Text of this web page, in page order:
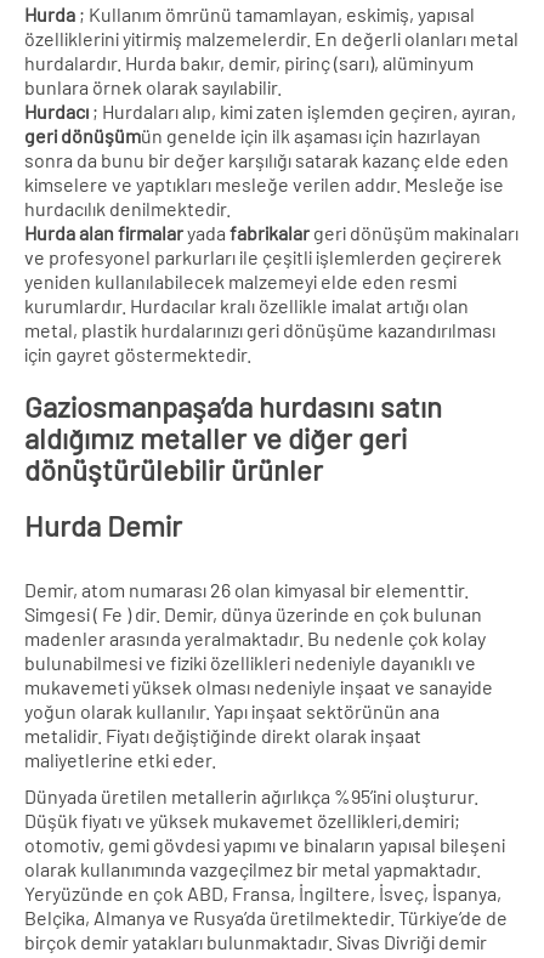
Hurda ; Kullanım ömrünü tamamlayan, eskimiş, yapısal
özelliklerini yitirmiş malzemelerdir. En değerli olanları metal
hurdalardır. Hurda bakır, demir, pirinç (sarı), alüminyum
bunlara örnek olarak sayılabilir.
Hurdacı ; Hurdaları alıp, kimi zaten işlemden geçiren, ayıran,
geri dönüşümün genelde için ilk aşaması için hazırlayan
sonra da bunu bir değer karşılığı satarak kazanç elde eden
kimselere ve yaptıkları mesleğe verilen addır. Mesleğe ise
hurdacılık denilmektedir.
Hurda alan firmalaryada fabrikalar geri dönüşüm makinaları
ve profesyonel parkurları ile çeşitli işlemlerden geçirerek
yeniden kullanılabilecek malzemeyi elde eden resmi
kurumlardır. Hurdacılar kralı özellikle imalat artığı olan
metal, plastik hurdalarınızı geri dönüşüme kazandırılması
için gayret göstermektedir.
Gaziosmanpaşa’da hurdasını satın
aldığımız metaller ve diğer geri
dönüştürülebilir ürünler
Hurda Demir
Demir, atom numarası 26 olan kimyasal bir elementtir.
Simgesi ( Fe ) dir. Demir, dünya üzerinde en çok bulunan
madenler arasında yeralmaktadır. Bu nedenle çok kolay
bulunabilmesi ve fiziki özellikleri nedeniyle dayanıklı ve
mukavemeti yüksek olması nedeniyle inşaat ve sanayide
yoğun olarak kullanılır. Yapı inşaat sektörünün ana
metalidir. Fiyatı değiştiğinde direkt olarak inşaat
maliyetlerine etki eder.
Dünyada üretilen metallerin ağırlıkça %95’ini oluşturur.
Düşük fiyatı ve yüksek mukavemet özellikleri,demiri;
otomotiv, gemi gövdesi yapımı ve binaların yapısal bileşeni
olarak kullanımında vazgeçilmez bir metal yapmaktadır.
Yeryüzünde en çok ABD, Fransa, İngiltere, İsveç, İspanya,
Belçika, Almanya ve Rusya’da üretilmektedir. Türkiye’de de
birçok demir yatakları bulunmaktadır. Sivas Divriği demir